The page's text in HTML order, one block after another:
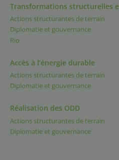
Transformations structurelles
Actions structurantes de terrain
Diplomatie et gouvernance
Rio
Accès à l’énergie durable
Actions structurantes de terrain
Diplomatie et gouvernance
Réalisation des ODD
Actions structurantes de terrain
Diplomatie et gouvernance